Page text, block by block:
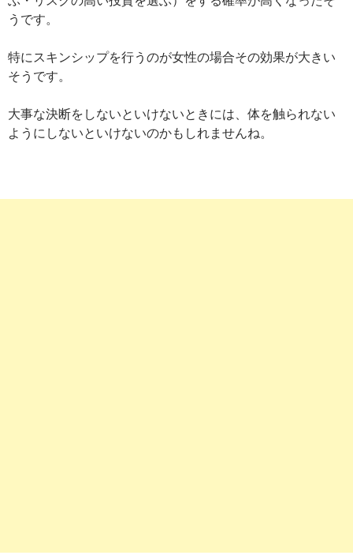
うです。
特にスキンシップを行うのが女性の場合その効果が大きい
そうです。
大事な決断をしないといけないときには、体を触られない
ようにしないといけないのかもしれませんね。